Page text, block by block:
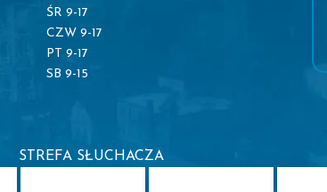
ŚR 9-17
CZW 9-17
PT 9-17
SB 9-15
STREFA SŁUCHACZA